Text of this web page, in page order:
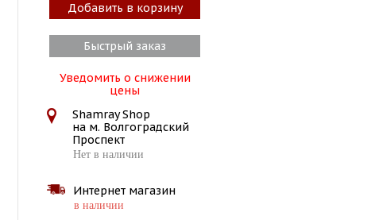
Добавить в корзину
Быстрый заказ
Уведомить о снижении
цены
Shamray Shop
на м. Волгоградский
Проспект
Нет в наличии
Интернет магазин
в наличии